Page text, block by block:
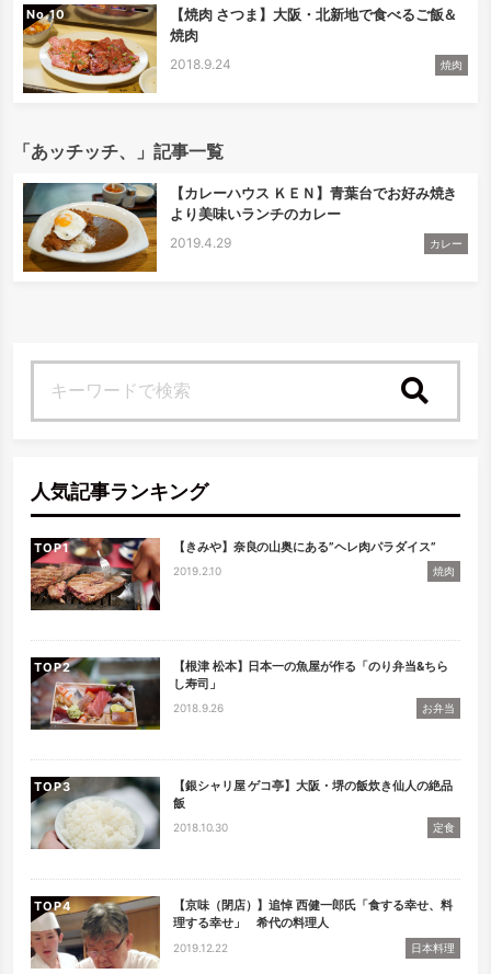
No.
【焼肉 さつま】大阪・北新地で食べるご飯＆
焼肉
2018.9.24 焼肉
「あッチッチ、」記事一覧
【カレーハウス ＫＥＮ】青葉台でお好み焼き
より美味いランチのカレー
2019.4.29 カレー
人気記事ランキング
TOP 【きみや】奈良の山奥にある”ヘレ肉パラダイス”
2019.2.10 焼肉
TOP
【根津 松本】日本一の魚屋が作る「のり弁当&ちら
し寿司」
2018.9.26 お弁当
TOP
【銀シャリ屋 ゲコ亭】大阪・堺の飯炊き仙人の絶品
飯
2018.10.30 定食
TOP
【京味（閉店）】追悼 西健一郎氏「食する幸せ、料
理する幸せ」 希代の料理人
2019.12.22 日本料理